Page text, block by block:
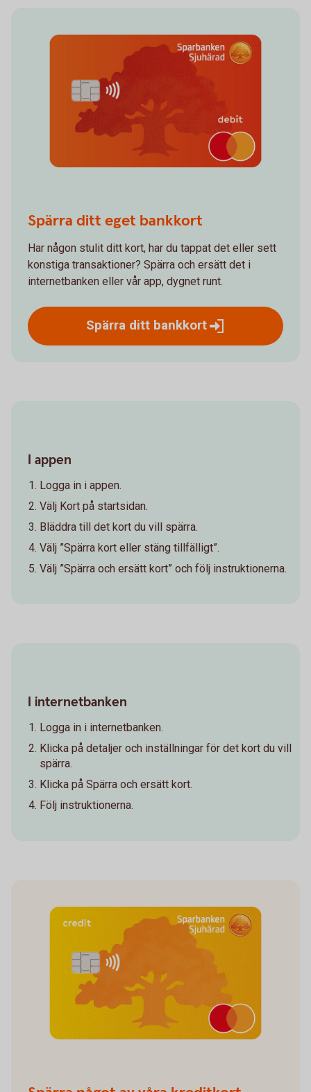
Spärra ditt eget bankkort
Har någon stulit ditt kort, har du tappat det eller sett
konstiga transaktioner? Spärra och ersätt det i
internetbanken eller vår app, dygnet runt.
Spärra ditt bankkort
I appen
Logga in i appen.
Välj Kort på startsidan.
Bläddra till det kort du vill spärra.
Välj ”Spärra kort eller stäng tillfälligt”.
Välj ”Spärra och ersätt kort” och följ instruktionerna.
I internetbanken
Logga in i internetbanken.
Klicka på detaljer och inställningar för det kort du vill
spärra.
Klicka på Spärra och ersätt kort.
Följ instruktionerna.